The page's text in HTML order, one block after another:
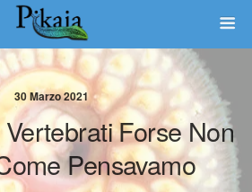
30 Marzo 2021
Vertebrati Forse Non
Pensavamo